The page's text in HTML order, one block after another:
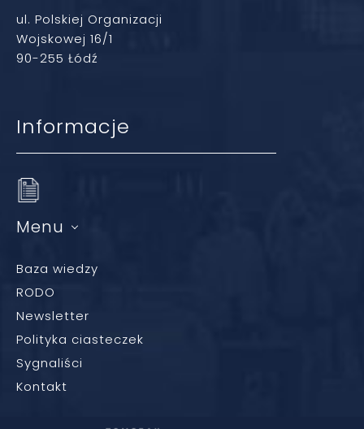
ul. Polskiej Organizacji
Wojskowej 16/1
90-255 Łódź
Informacje
Menu
Baza wiedzy
RODO
Newsletter
Polityka ciasteczek
Sygnaliści
Kontakt